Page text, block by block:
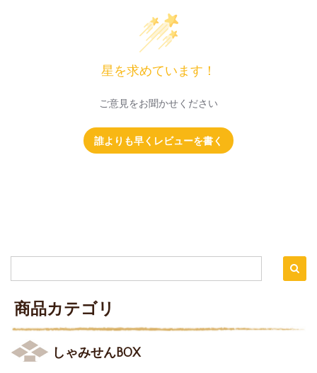
星を求めています！
ご意見をお聞かせください
誰よりも早くレビューを書く
商品カテゴリ
しゃみせんBOX